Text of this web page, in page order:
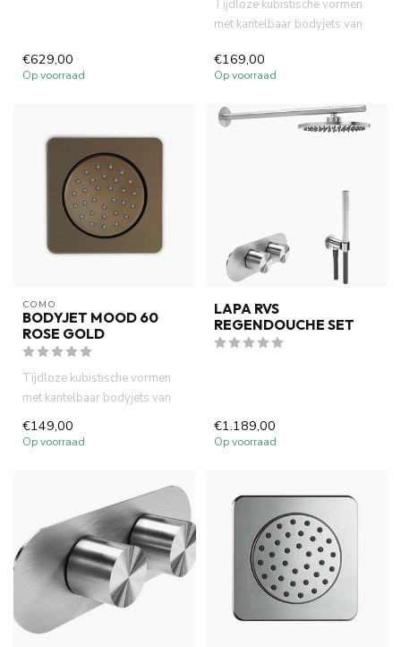
€629,00
Op voorraad
Tijdloze kubistische vormen
met kantelbaar bodyjets van
€169,00
Op voorraad
COMO
BODYJET MOOD 60
ROSE GOLD
Tijdloze kubistische vormen
met kantelbaar bodyjets van
Como Mood. Volledig mess...
€149,00
Op voorraad
LAPA RVS
REGENDOUCHE SET
€1.189,00
Op voorraad